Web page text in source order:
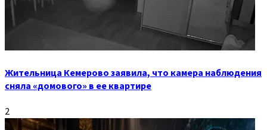
Жительница Кемерово заявила, что камера наблюдения
сняла «домового» в ее квартире
2